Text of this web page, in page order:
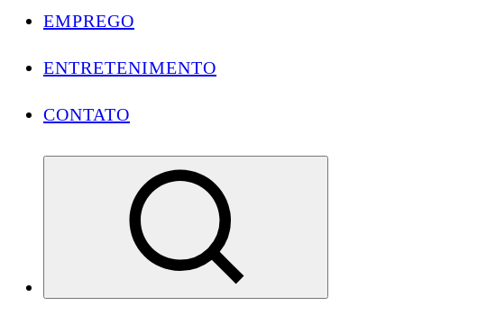
EMPREGO
ENTRETENIMENTO
CONTATO
Conectando você às notícias do Brasil e do mundo com rapidez e confiabilidade.